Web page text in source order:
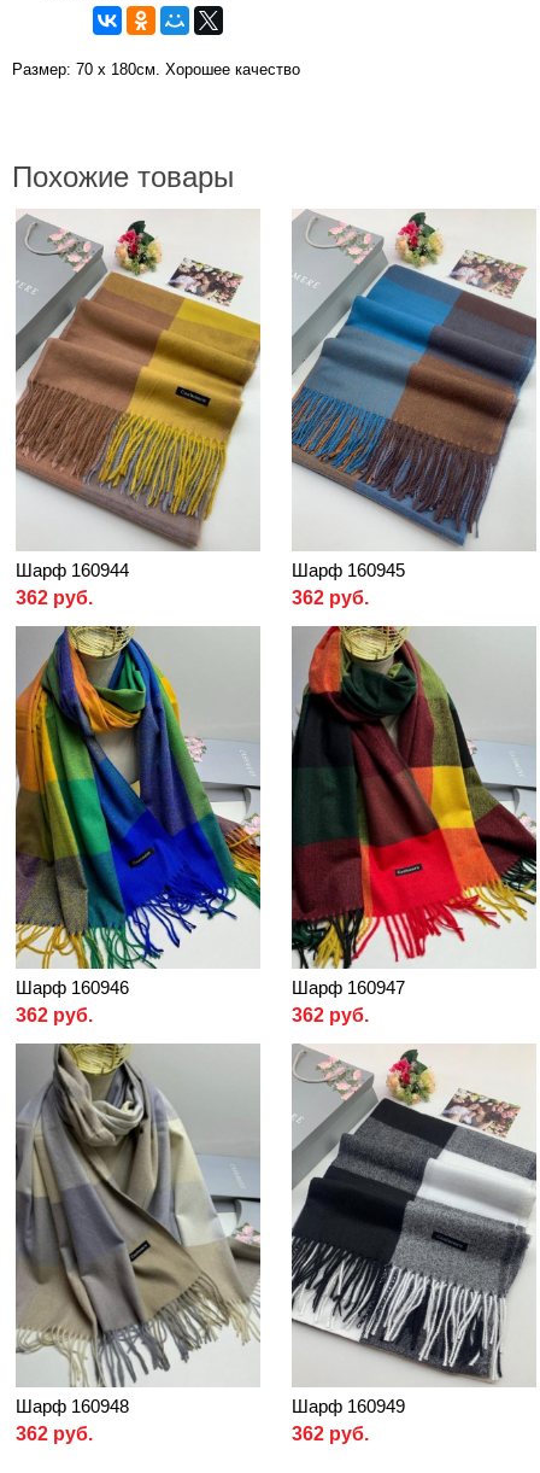
Размер: 70 х 180см. Хорошее качество
Похожие товары
Шарф 160944
362 руб.
Шарф 160945
362 руб.
Шарф 160946
362 руб.
Шарф 160947
362 руб.
Шарф 160948
362 руб.
Шарф 160949
362 руб.